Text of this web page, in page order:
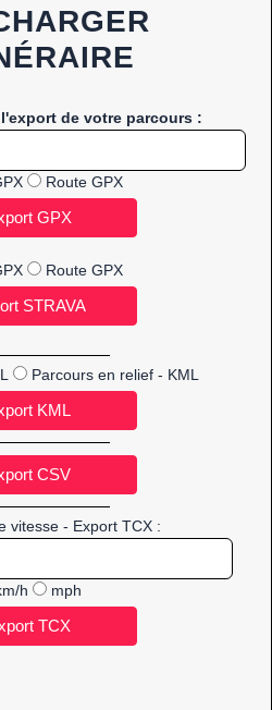
de votre parcours :
Route GPX
Route GPX
Parcours en relief - KML
vitesse - Export TCX :
h mph